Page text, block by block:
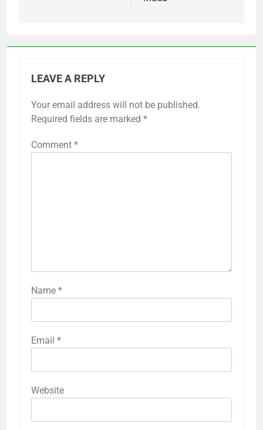
LEAVE A REPLY
Your email address will not be published.
Required fields are marked *
Comment *
Name *
Email *
Website